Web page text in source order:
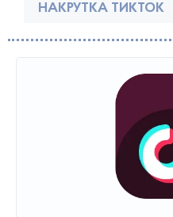
НАКРУТКА ТИКТОК